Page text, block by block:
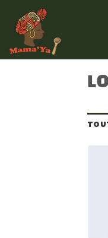
contenu